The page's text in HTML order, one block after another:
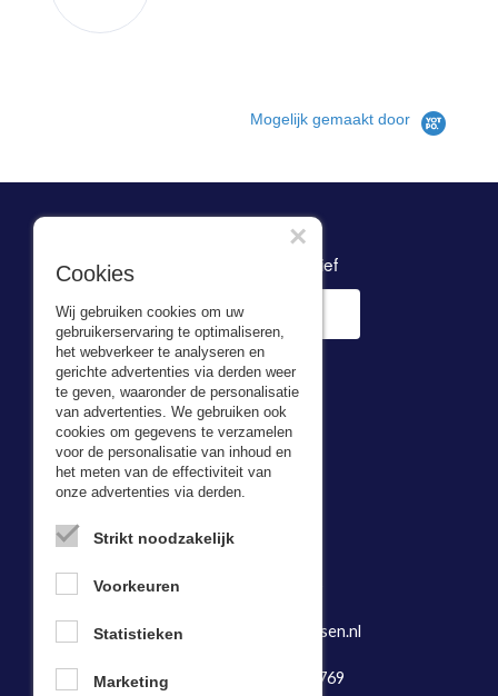
Mogelijk gemaakt door
Inschrijven nieuwsbrief
Adresgegevens
Kerkweg 5,
E-mail: info@basvanzessen.nl
KvK-nummer: 23048769
Cookies
Wij gebruiken cookies om uw
gebruikerservaring te optimaliseren,
het webverkeer te analyseren en
gerichte advertenties via derden weer
te geven, waaronder de personalisatie
van advertenties. We gebruiken ook
cookies om gegevens te verzamelen
voor de personalisatie van inhoud en
het meten van de effectiviteit van
onze advertenties via derden.
Strikt noodzakelijk
Voorkeuren
Statistieken
Marketing
×